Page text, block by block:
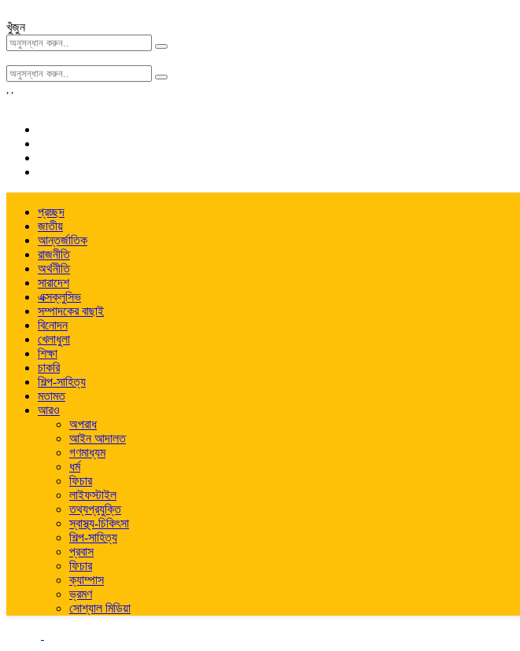
খুঁজুন
, ,
প্রচ্ছদ
জাতীয়
আন্তর্জাতিক
রাজনীতি
অর্থনীতি
সারাদেশ
এক্সক্লুসিভ
সম্পাদকের বাছাই
বিনোদন
খেলাধুলা
শিক্ষা
চাকরি
শিল্প-সাহিত্য
মতামত
আরও
অপরাধ
আইন আদালত
গণমাধ্যম
ধর্ম
ফিচার
লাইফস্টাইল
তথ্যপ্রযুক্তি
স্বাস্থ্য-চিকিৎসা
শিল্প-সাহিত্য
প্রবাস
ফিচার
ক্যাম্পাস
ভ্রমণ
সোশ্যাল মিডিয়া